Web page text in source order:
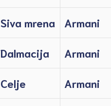
Siva mrena Armani
Dalmacija Armani
Celje Armani